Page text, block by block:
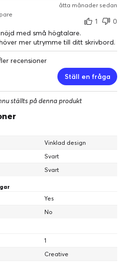
bas på alla volymnivåer utan att
inbyggda ljudbehandlingen Clear
ytterligare för att se till att den
att låta klar, naturlig och realistisk
utan att du behöver
FÖRSTÄRKT LJUD
är ansluten via USB-C. Pebble
passa på ditt skrivbord samtidigt
åtta månader sedan
1
0
med små högtalare.
mer utrymme till ditt skrivbord.
recensioner
Ställ en fråga
ställts på denna produkt
Vinklad design
Svart
Svart
Yes
No
1
Creative